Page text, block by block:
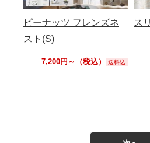
ピーナッツ フレンズネ
スト(S)
7,200円～（税込） 送料込
ス